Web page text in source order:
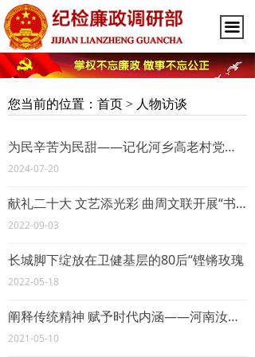
끀
您当前的位置： 首页 > 人物访谈
为民辛苦为民甜——记化河乡高老村党支部书记高东华
2024-07-20
献礼二十大 文艺添光彩 曲周文联开展“书画名家邀请展鉴赏”活动
2022-09-03
长城脚下绽放在卫健基层的80后“铿锵玫瑰
2022-05-18
阐释传统精神 赋予时代内涵——河南汝州廷怀窑产品活态瓷访谈录
2021-05-10